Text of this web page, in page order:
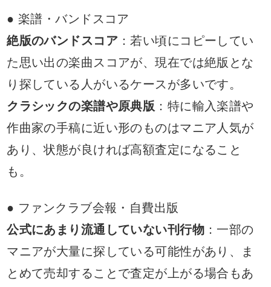
● 楽譜・バンドスコア
絶版のバンドスコア：若い頃にコピーしてい
た思い出の楽曲スコアが、現在では絶版とな
り探している人がいるケースが多いです。
クラシックの楽譜や原典版 ：特に輸入楽譜や
作曲家の手稿に近い形のものはマニア人気が
あり、状態が良ければ高額査定になること
も。
● ファンクラブ会報・自費出版
公式にあまり流通していない刊行物：一部の
マニアが大量に探している可能性があり、ま
とめて売却することで査定が上がる場合もあ